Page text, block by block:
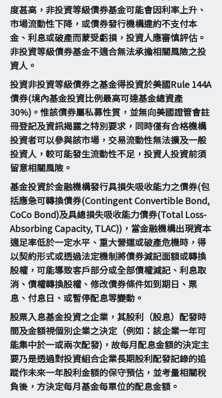
度甚高，非投資等級債券基金可能會因利率上升、
市場流動性下降，或債券發行機構違約不支付本
金、利息或破產而蒙受虧損，投資人應審慎評估。
非投資等級債券基金不適合無法承擔相關風險之投
資人。
投資非投資等級債券之基金得投資於美國Rule 144A
債券(境內基金投資比例最高可達基金總資產
30%)。惟該債券屬私募性質，並無向美國證管會註
冊登記及資訊揭露之特別要求，同時僅有合格機構
投資者可以參與該市場，交易流動性無法擴及一般
投資人，較可能發生流動性不足，投資人投資前須
留意相關風險。
基金投資於金融機構發行具損失吸收能力之債券(包
括應急可轉換債券(Contingent Convertible Bond,
CoCo Bond)及具總損失吸收能力債券(Total Loss-
Absorbing Capacity, TLAC))，當金融機構出現資本
適足率低於一定水平、重大營運或破產危機時，得
以契約形式或透過法定機制將債券減記面額或轉換
股權，可能導致客戶部分或全部債權減記、利息取
消、債權轉換股權、修改債券條件如到期日、票
息、付息日、或暫停配息等變動。
股票入息基金投資之企業，其股利（股息）配發時
間及金額視個別企業之決定（例如：該企業一年可
能集中於一或兩次配發)，故每月配息金額的決定主
要乃是透過對投資組合企業長期股利配發記錄的追
蹤作未來一年股利金額的保守預估，並考量相關稅
負後，方決定每月基金每單位的配息金額。